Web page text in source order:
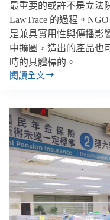
最重要的或許不是立法
LawTrace 的過程。
是兼具實用性與傳播影
中擴圈，造出的產品也
時的具體標的。
閱讀全文
鄭
／
立
法
院
料
找
不
到、